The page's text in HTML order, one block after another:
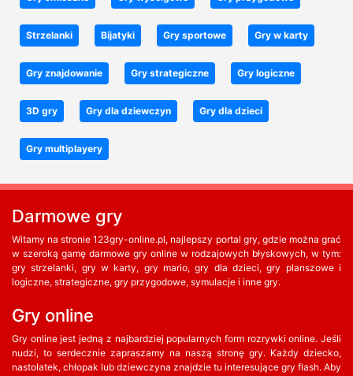
Strzelanki Bijatyki Gry sportowe Gry w karty
Gry znajdowanie Gry strategiczne Gry logiczne
3D gry Gry dla dziewczyn Gry dla dzieci
Gry multiplayery
Darmowe gry
Witamy na stronie 123gry-online.pl, najlepszy portal gry, gdzie można grać
w szeroką gamę darmowe gry online w rodzajowych błyskowych, w tym:
gry strzelanki, gry w karty, gry mario, gry dla dzieci, gry planszowe i
logiczne, strategiczne, gry przygodowe, symulacje i inne gry.
Gry online
Gry online jest jedną z najbardziej popularnych form rozrywki online. Jeśli
nudzi, to serdecznie zapraszamy na naszą stronę gry. Każdy dziecko,
nastolatek, chłopak lub dziewczyna znajdzie tu interesujące gry flash. Aby